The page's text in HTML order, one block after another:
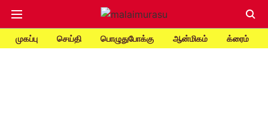
முகப்பு செய்தி பொழுதுபோக்கு ஆன்மிகம் க்ரைம்